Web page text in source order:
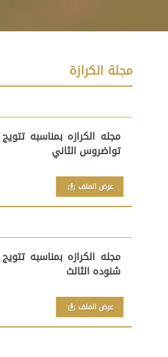
مجلة الكرازة
مجله الكرازه بمناسبه
تواضروس الثاني
عرض الملف
مجله الكرازه بمناسبه
شنوده الثالث
عرض الملف